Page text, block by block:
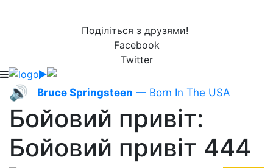
Поділіться з друзями!
Facebook
Twitter
🔊 Bruce Springsteen — Born In The USA
Бойовий привіт:
Бойовий привіт 444